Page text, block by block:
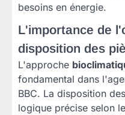
besoins en énergie.
L'importance de
disposition des
L'approche
fondamental dans
BBC. La disposition
logique précise selon